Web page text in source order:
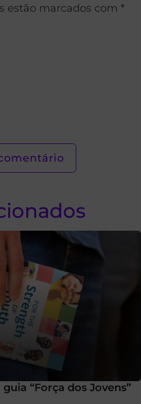
estão marcados com *
“Força dos Jovens”